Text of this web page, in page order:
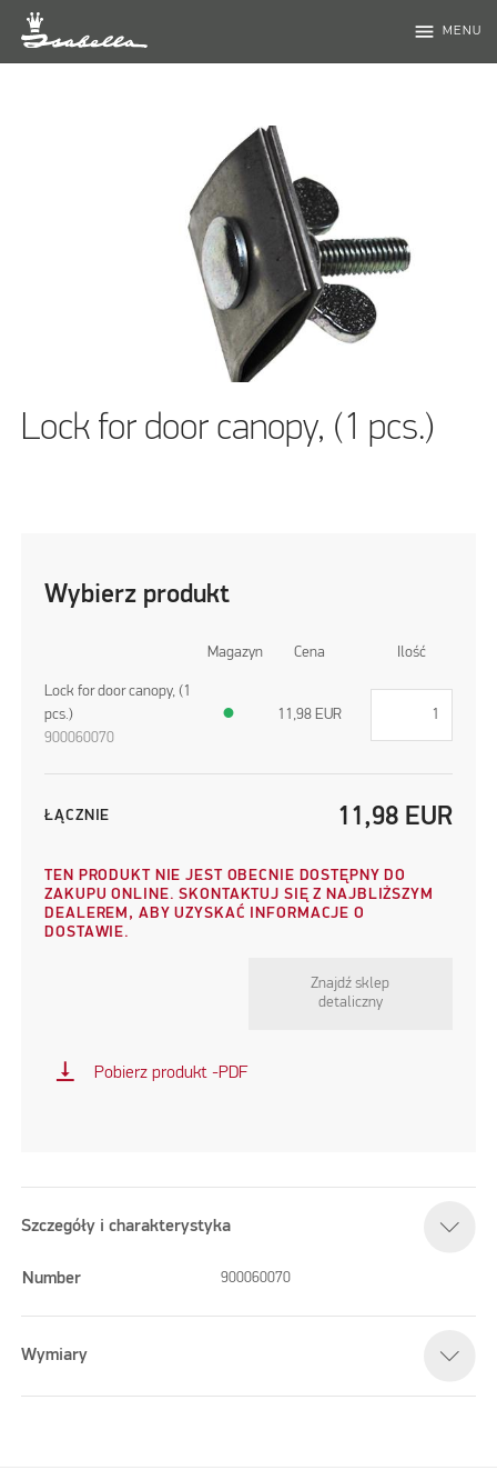
menu MENU
Lock for door canopy, (1 pcs.)
Wybierz produkt
Magazyn Cena Ilość
Lock for door canopy, (1
pcs.)
900060070
● 11,98 EUR
ŁĄCZNIE 11,98 EUR
TEN PRODUKT NIE JEST OBECNIE DOSTĘPNY DO
ZAKUPU ONLINE. SKONTAKTUJ SIĘ Z NAJBLIŻSZYM
DEALEREM, ABY UZYSKAĆ INFORMACJE O
DOSTAWIE.
Znajdź sklep
detaliczny
vertical_align_bottom Pobierz produkt -PDF
Szczegóły i charakterystyka
Number 900060070
Wymiary